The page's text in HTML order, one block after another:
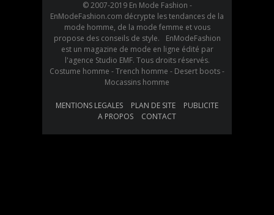
© 2007-2019 En Mode Fashion -
EnModeFashion.com décrypte les tendances de la
mode homme, de la mode femme et vous
propose des conseils de style. EnModeFashion
est un magazine de mode en ligne édité par
l'agence Studio EMF. Tous droits réservés.
Costume homme - Trench homme - Desert boots -
Mocassins homme
MENTIONS LEGALES PLAN DE SITE
PUBLICITE
A PROPOS
CONTACT